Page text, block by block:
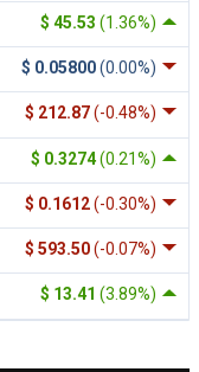
$ 45.53 (1.36%)
$ 0.05800(0.00%)
$ 212.87(-0.48%)
$ 0.3274(0.21%)
$ 0.1612(-0.30%)
$ 593.50(-0.07%)
$ 13.41 (3.89%)